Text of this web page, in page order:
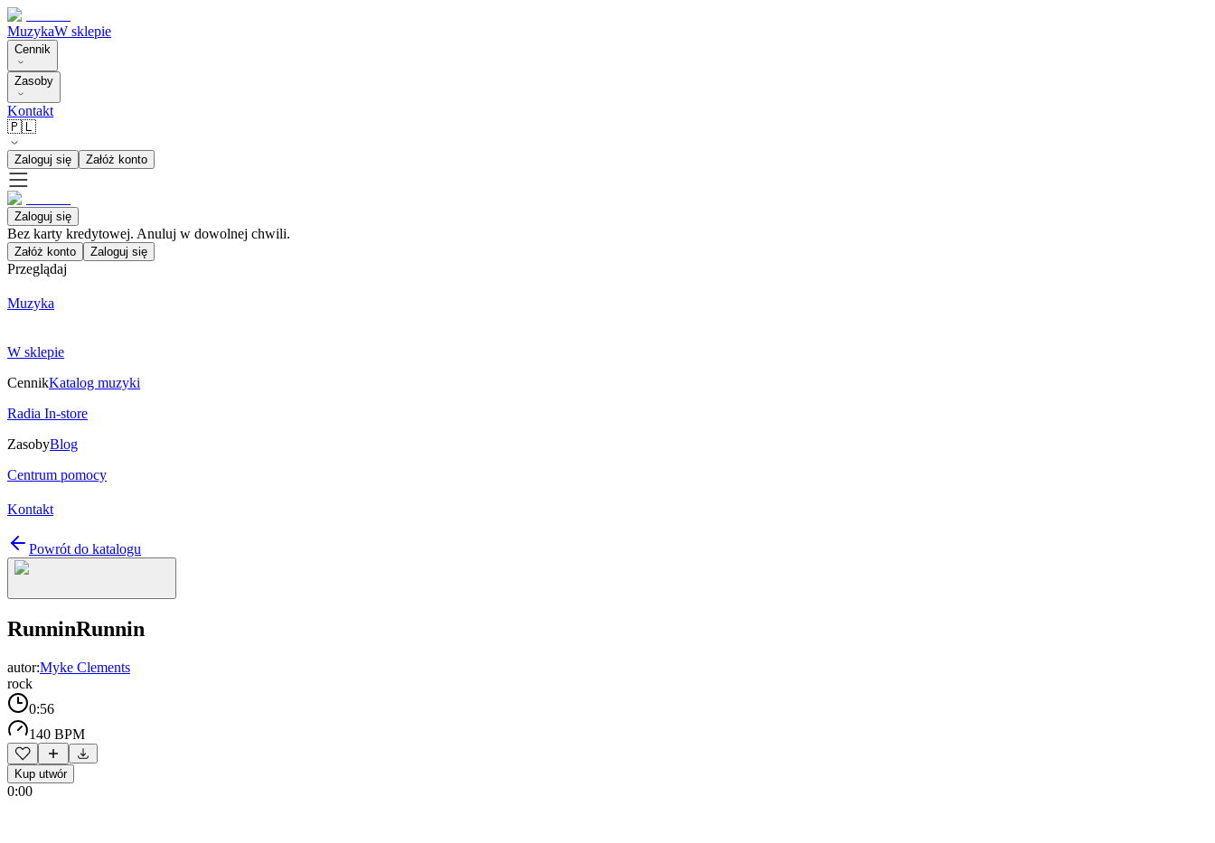
MuzykaW sklepie
Cennik
Zasoby
Kontakt
🇵🇱
Zaloguj się Załóż konto
Zaloguj się
Bez karty kredytowej. Anuluj w dowolnej chwili.
Załóż konto Zaloguj się
Przeglądaj
Muzyka
W sklepie
CennikKatalog muzyki
Radia In-store
ZasobyBlog
Centrum pomocy
Kontakt
Powrót do katalogu
RunninRunnin
autor:Myke Clements
rock
0:56
140 BPM
Kup utwór
0:00